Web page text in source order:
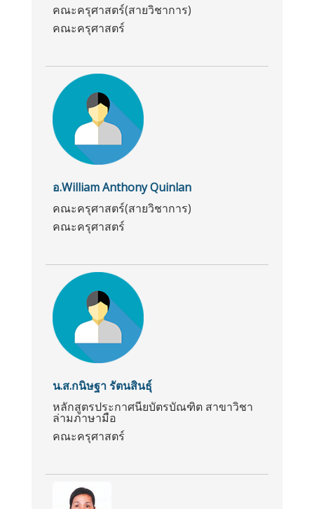
คณะครุศาสตร์(สายวิชาการ)
คณะครุศาสตร์
อ.William Anthony Quinlan
คณะครุศาสตร์(สายวิชาการ)
คณะครุศาสตร์
น.ส.กนิษฐา รัตนสินธุ์
หลักสูตรประกาศนียบัตรบัณฑิต สาขาวิชา
ล่ามภาษามือ
คณะครุศาสตร์